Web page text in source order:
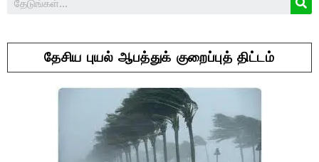
தேசிய புயல் ஆபத்துக் குறைப்புத் திட்டம்